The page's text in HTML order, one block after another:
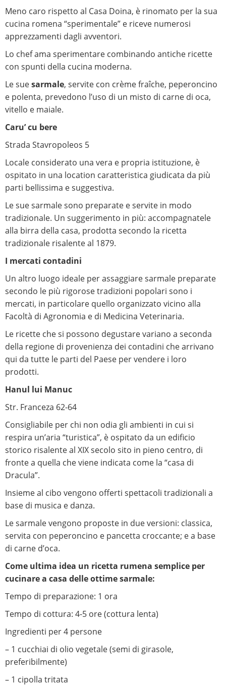
Meno caro rispetto al Casa Doina, è rinomato per la sua
cucina romena “sperimentale” e riceve numerosi
apprezzamenti dagli avventori.
Lo chef ama sperimentare combinando antiche ricette
con spunti della cucina moderna.
Le suesarmale, servite con crème fraîche, peperoncino
e polenta, prevedono l’uso di un misto di carne di oca,
vitello e maiale.
Caru’ cu bere
Strada Stavropoleos 5
Locale considerato una vera e propria istituzione, è
ospitato in una location caratteristica giudicata da più
parti bellissima e suggestiva.
Le sue sarmale sono preparate e servite in modo
tradizionale. Un suggerimento in più: accompagnatele
alla birra della casa, prodotta secondo la ricetta
tradizionale risalente al 1879.
I mercati contadini
Un altro luogo ideale per assaggiare sarmale preparate
secondo le più rigorose tradizioni popolari sono i
mercati, in particolare quello organizzato vicino alla
Facoltà di Agronomia e di Medicina Veterinaria.
Le ricette che si possono degustare variano a seconda
della regione di provenienza dei contadini che arrivano
qui da tutte le parti del Paese per vendere i loro
prodotti.
Hanul lui Manuc
Str. Franceza 62-64
Consigliabile per chi non odia gli ambienti in cui si
respira un’aria “turistica”, è ospitato da un edificio
storico risalente al XIX secolo sito in pieno centro, di
fronte a quella che viene indicata come la “casa di
Dracula”.
Insieme al cibo vengono offerti spettacoli tradizionali a
base di musica e danza.
Le sarmale vengono proposte in due versioni: classica,
servita con peperoncino e pancetta croccante; e a base
di carne d’oca.
Come ultima idea un ricetta rumena semplice per
cucinare a casa delle ottime sarmale:
Tempo di preparazione: 1 ora
Tempo di cottura: 4-5 ore (cottura lenta)
Ingredienti per 4 persone
– 1 cucchiai di olio vegetale (semi di girasole,
preferibilmente)
– 1 cipolla tritata